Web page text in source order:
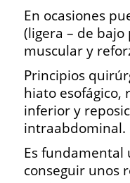
En ocasiones
(ligera – de
muscular y
Principios
hiato esofágico,
inferior y
intraabdominal.
Es fundamental
conseguir unos